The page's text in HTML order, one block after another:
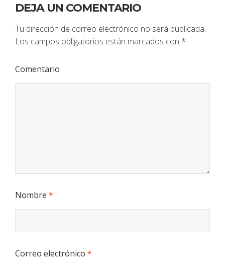
DEJA UN COMENTARIO
Tu dirección de correo electrónico no será publicada.
Los campos obligatorios están marcados con *
Comentario
Nombre *
Correo electrónico *